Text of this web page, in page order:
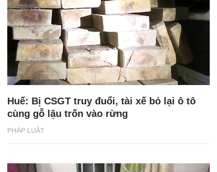
PHÁP LUẬT
Huế: Bị CSGT truy đuổi, tài xế bỏ lại ô tô
cùng gỗ lậu trốn vào rừng